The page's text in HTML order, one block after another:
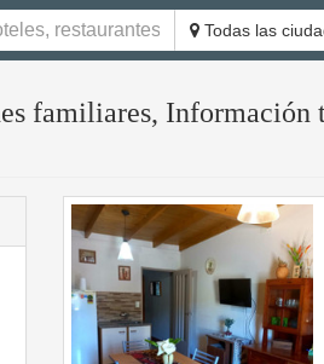
Todas las
familiares, Información